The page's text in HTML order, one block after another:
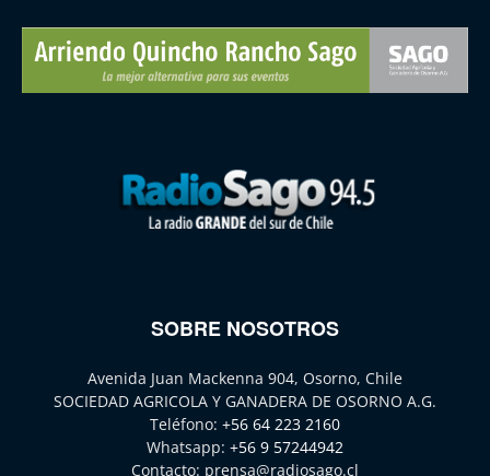
SOBRE NOSOTROS
Avenida Juan Mackenna 904, Osorno, Chile
SOCIEDAD AGRICOLA Y GANADERA DE OSORNO A.G.
Teléfono: +56 64 223 2160
Whatsapp: +56 9 57244942
Contacto: prensa@radiosago.cl